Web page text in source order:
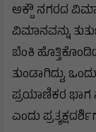
ಅಕ್ಟೌ ನಗರದ
ವಿಮಾನವನ್ನು
ಬೆಂಕಿ
ತುಂಡಾಗಿದ್ದು,
ಪ್ರಯಾಣಿಕರ ಭಾಗ
ಎಂದು